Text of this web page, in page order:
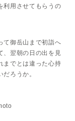
利用させてもらうの
て御岳山まで初詣へ
、翌朝の日の出を見
までとは違った心持
ろうか。